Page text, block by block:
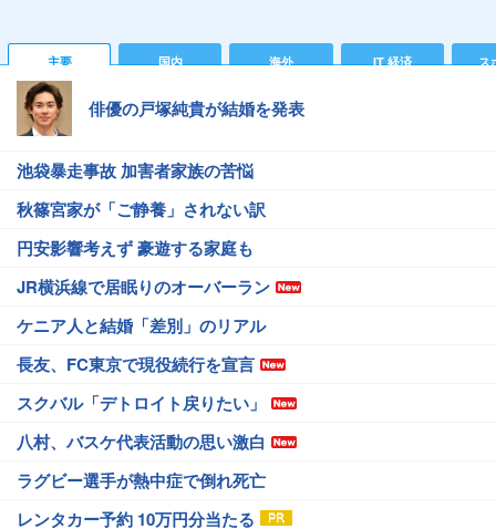
主要 国内 海外 IT 経済 ス
俳優の戸塚純貴が結婚を発表
池袋暴走事故 加害者家族の苦悩
秋篠宮家が「ご静養」されない訳
円安影響考えず 豪遊する家庭も
JR横浜線で居眠りのオーバーラン
ケニア人と結婚「差別」のリアル
長友、FC東京で現役続行を宣言
スクバル「デトロイト戻りたい」
八村、バスケ代表活動の思い激白
ラグビー選手が熱中症で倒れ死亡
レンタカー予約 10万円分当たる